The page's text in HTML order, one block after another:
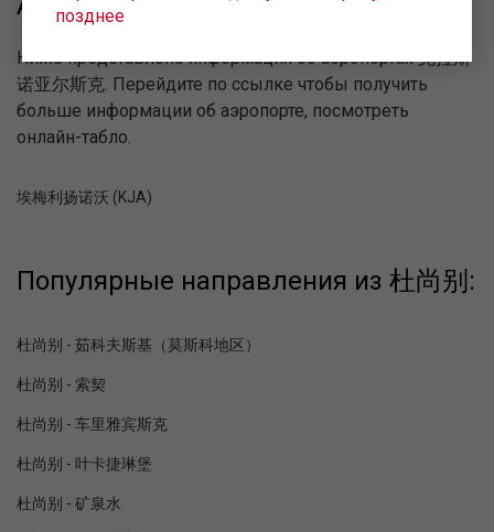
Ниже представлена информация об аэропортах 克拉斯
诺亚尔斯克. Перейдите по ссылке чтобы получить
больше информации об аэропорте, посмотреть
онлайн-табло.
埃梅利扬诺沃 (KJA)
Популярные направления из 杜尚别:
杜尚别 - 茹科夫斯基（莫斯科地区）
杜尚别 - 索契
杜尚别 - 车里雅宾斯克
杜尚别 - 叶卡捷琳堡
杜尚别 - 矿泉水
позднее